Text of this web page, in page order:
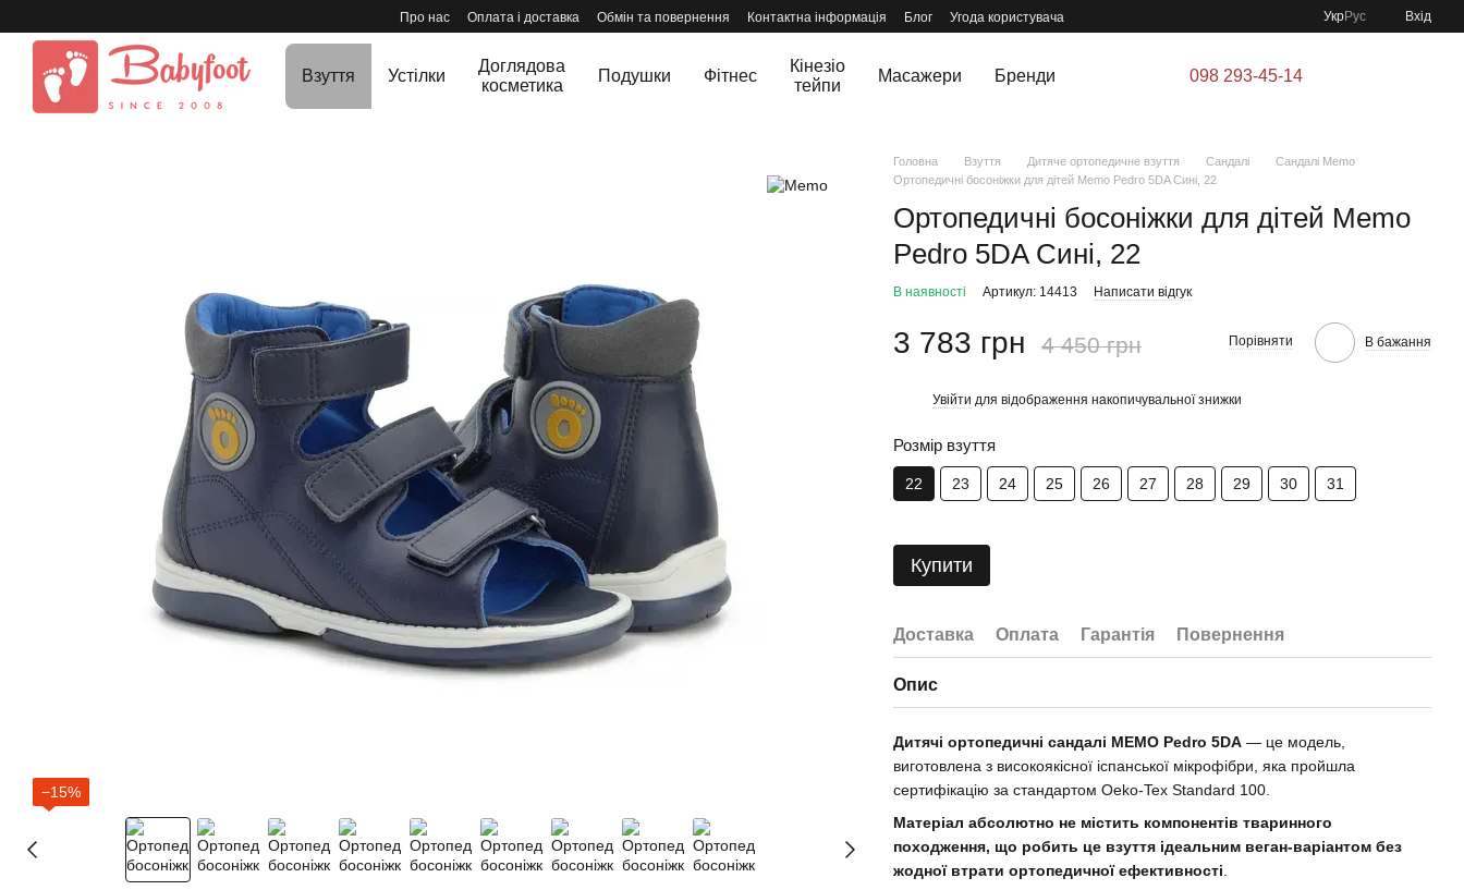
Про нас Оплата і доставка Обмін та повернення Контактна інформація Блог Угода користувача УкрРус Вхід
Взуття Устілки
Доглядова
косметика
Подушки Фітнес
Кінезіо
тейпи
Масажери Бренди 098 293-45-14
−15%
Головна Взуття Дитяче ортопедичне взуття Сандалі
Сандалі Memo
Ортопедичні босоніжки для дітей Memo Pedro 5DA Сині, 22
Ортопедичні босоніжки для дітей Memo
Pedro 5DA Сині, 22
В наявності Артикул: 14413 Написати відгук
3 783 грн 4 450 грн Порівняти В бажання
Увійти для відображення накопичувальної знижки
Розмір взуття
22 23 24 25 26 27 28 29 30 31
Купити
Доставка Оплата Гарантія Повернення
Опис
Дитячі ортопедичні сандалі MEMO Pedro 5DA — це модель,
виготовлена з високоякісної іспанської мікрофібри, яка пройшла
сертифікацію за стандартом Oeko-Tex Standard 100.
Матеріал абсолютно не містить компонентів тваринного
походження, що робить це взуття ідеальним веган-варіантом без
жодної втрати ортопедичної ефективності.